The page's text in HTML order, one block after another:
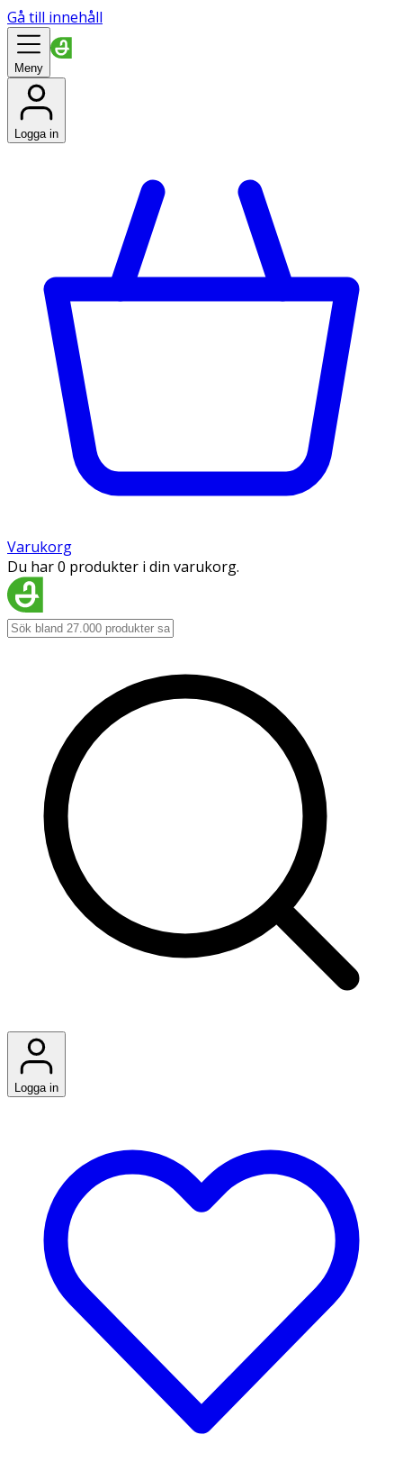
Gå till innehåll
Meny
Logga in
Varukorg
Du har 0 produkter i din varukorg.
Logga in